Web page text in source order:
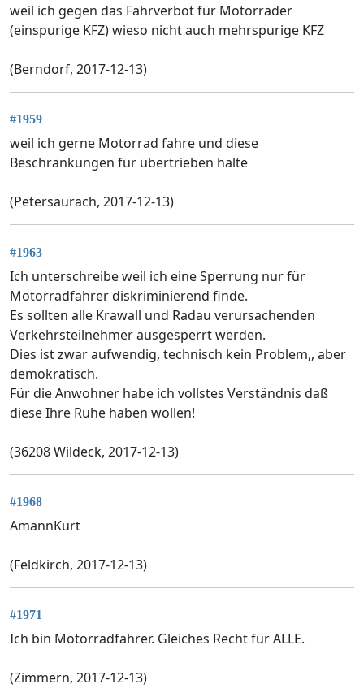
weil ich gegen das Fahrverbot für Motorräder
(einspurige KFZ) wieso nicht auch mehrspurige KFZ
(Berndorf, 2017-12-13)
#1959
weil ich gerne Motorrad fahre und diese
Beschränkungen für übertrieben halte
(Petersaurach, 2017-12-13)
#1963
Ich unterschreibe weil ich eine Sperrung nur für
Motorradfahrer diskriminierend finde.
Es sollten alle Krawall und Radau verursachenden
Verkehrsteilnehmer ausgesperrt werden.
Dies ist zwar aufwendig, technisch kein Problem,, aber
demokratisch.
Für die Anwohner habe ich vollstes Verständnis daß
diese Ihre Ruhe haben wollen!
(36208 Wildeck, 2017-12-13)
#1968
AmannKurt
(Feldkirch, 2017-12-13)
#1971
Ich bin Motorradfahrer. Gleiches Recht für ALLE.
(Zimmern, 2017-12-13)